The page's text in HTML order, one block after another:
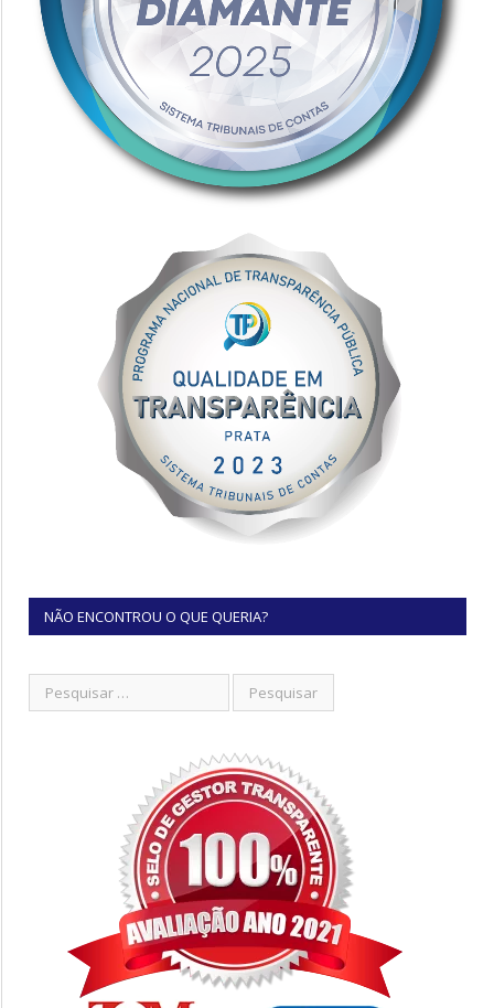
NÃO ENCONTROU O QUE QUERIA?